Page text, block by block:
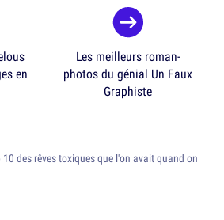
en
Les meilleurs roman-
photos du génial Un Faux
Graphiste
10 des rêves toxiques que l'on avait quand on